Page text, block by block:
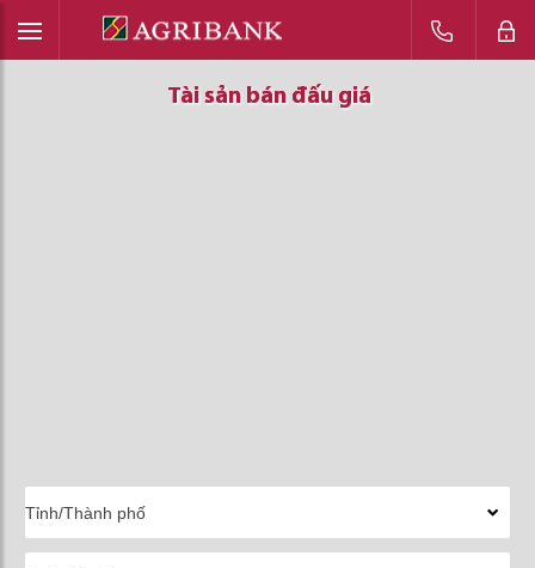
Tài sản bán đấu giá
Tài sản bán đấu giá
Tài sản bán đấu giá